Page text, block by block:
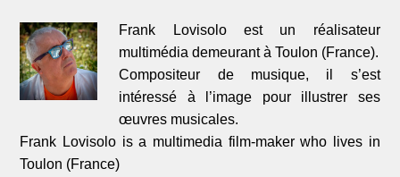
Frank Lovisolo est un réalisateur
multimédia demeurant à Toulon (France).
Compositeur de musique, il s’est
intéressé à l’image pour illustrer ses
œuvres musicales.
Frank Lovisolo is a multimedia film-maker who lives in
Toulon (France)